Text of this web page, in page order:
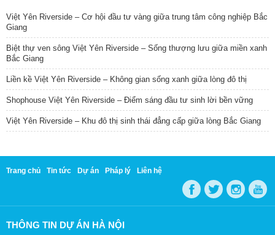
Việt Yên Riverside – Cơ hội đầu tư vàng giữa trung tâm công nghiệp Bắc
Giang
Biệt thự ven sông Việt Yên Riverside – Sống thượng lưu giữa miền xanh
Bắc Giang
Liền kề Việt Yên Riverside – Không gian sống xanh giữa lòng đô thị
Shophouse Việt Yên Riverside – Điểm sáng đầu tư sinh lời bền vững
Việt Yên Riverside – Khu đô thị sinh thái đẳng cấp giữa lòng Bắc Giang
Trang chủ Tin tức Dự án Pháp lý Liên hệ
THÔNG TIN DỰ ÁN HÀ NỘI